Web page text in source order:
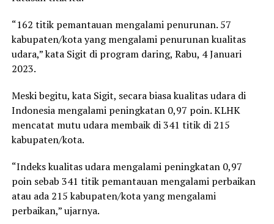
“162 titik pemantauan mengalami penurunan. 57
kabupaten/kota yang mengalami penurunan kualitas
udara,” kata Sigit di program daring, Rabu, 4 Januari
2023.
Meski begitu, kata Sigit, secara biasa kualitas udara di
Indonesia mengalami peningkatan 0,97 poin. KLHK
mencatat mutu udara membaik di 341 titik di 215
kabupaten/kota.
“Indeks kualitas udara mengalami peningkatan 0,97
poin sebab 341 titik pemantauan mengalami perbaikan
atau ada 215 kabupaten/kota yang mengalami
perbaikan,” ujarnya.